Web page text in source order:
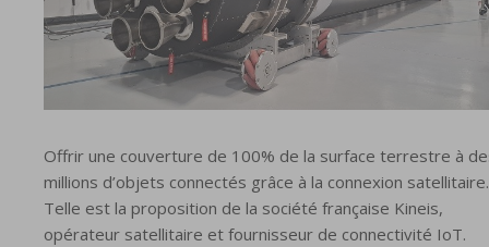
Offrir une couverture de 100% de la surface terrestre à
millions d’objets connectés grâce à la connexion satellitaire.
Telle est la proposition de la société française Kineis,
opérateur satellitaire et fournisseur de connectivité IoT.